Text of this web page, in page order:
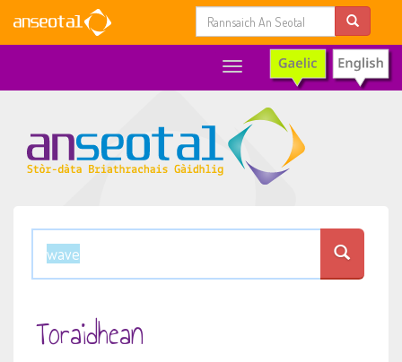
Toggle
navigation
Toraidhean